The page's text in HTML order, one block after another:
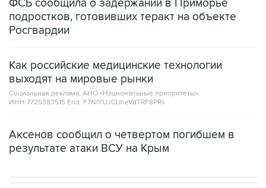
ФСБ сообщила о задержании в Приморье
подростков, готовивших теракт на объекте
Росгвардии
Как российские медицинские технологии
выходят на мировые рынки
Социальная реклама, АНО «Национальные приоритеты».
ИНН 7725383515 Erid: F7NfYUJCUneVdTRF8PRs
Аксенов сообщил о четвертом погибшем в
результате атаки ВСУ на Крым